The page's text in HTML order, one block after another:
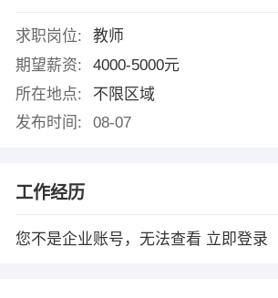
求职岗位:
教师
期望薪资:
4000-5000元
所在地点:
不限区域
发布时间:
08-07
工作经历
您不是企业账号，无法查看 立即登录